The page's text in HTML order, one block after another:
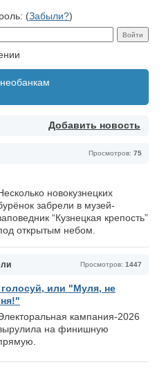
(Забыли?)
Добавить новость
Просмотров: 75
новокузнецких
забрели в музей-
“Кузнецкая крепость”
открытым небом.
Просмотров: 1447
голосуй, или "Муля, не
кампания-2026
на финишную